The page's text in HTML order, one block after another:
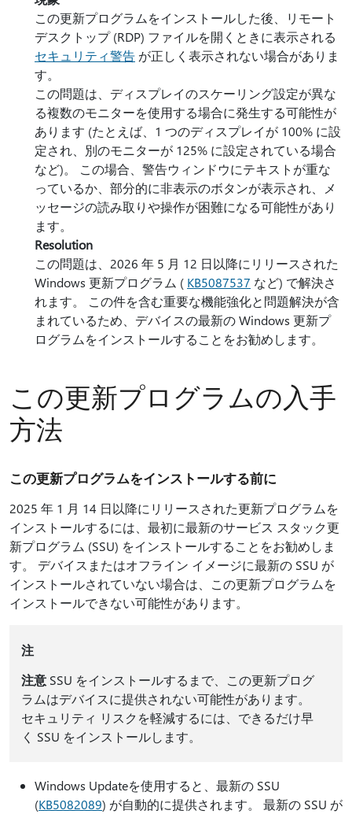
この更新プログラムをインストールした後、リモート
デスクトップ (RDP) ファイルを開くときに表示される
セキュリティ警告 が正しく表示されない場合がありま
す。
この問題は、ディスプレイのスケーリング設定が異な
る複数のモニターを使用する場合に発生する可能性が
あります (たとえば、1 つのディスプレイが 100% に設
定され、別のモニターが 125% に設定されている場合
など)。 この場合、警告ウィンドウにテキストが重な
っているか、部分的に非表示のボタンが表示され、メ
ッセージの読み取りや操作が困難になる可能性があり
ます。
Resolution
この問題は、2026 年 5 月 12 日以降にリリースされた
Windows 更新プログラム ( KB5087537 など) で解決さ
れます。 この件を含む重要な機能強化と問題解決が含
まれているため、デバイスの最新の Windows 更新プ
ログラムをインストールすることをお勧めします。
この更新プログラムの入手
方法
この更新プログラムをインストールする前に
2025 年 1 月 14 日以降にリリースされた更新プログラムを
インストールするには、最初に最新のサービス スタック更
新プログラム (SSU) をインストールすることをお勧めしま
す。 デバイスまたはオフライン イメージに最新の SSU が
インストールされていない場合は、この更新プログラムを
インストールできない可能性があります。
注
注意SSU をインストールするまで、この更新プログ
ラムはデバイスに提供されない可能性があります。
セキュリティ リスクを軽減するには、できるだけ早
く SSU をインストールします。
Windows Updateを使用すると、最新の SSU
(KB5082089) が自動的に提供されます。 最新の SSU が